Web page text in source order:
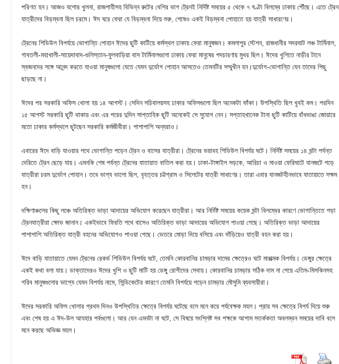
পরিণত হন। আজও যশোর খুলনা, রাজশাহীসহ বিভিন্ন রুটের বেশির ভাগ ট্রেনই নির্দিষ্ট সময়ের ৫ থেকে ৭ ঘণ্টা বিলম্বে ঢাকায় পৌঁছে। এতে ট্রেন
যাত্রীদের বিড়ম্বনা ছিল চরমে। ঈদ ঘরে ফেরা যে বিড়ম্বনা দিয়ে শুরু, শেষেও একই বিড়ম্বনা পোহাতে হয় যাত্রী সাধারণের।
ট্রেনের শিডিউল বিপর্যয়ে ভোগান্তি পোহান ঈদের ছুটি কাটিয়ে কর্মস্থল ঢাকায় ফেরা মানুষজন। কমলাপুর স্টেশন, রাজধানীর সদরঘাট লঞ্চ টার্মিনাল,
গাবতলী-মহাখালী-সায়েদাবাদ-গুলিস্তান-ফুলবাড়িয়া বাস টার্মিনালগুলো ঢাকায় ফেরা মানুষের পদচারণায় মুখর ছিল। ঈদের খুশিতে নাড়ীর টানে
স্বজনদের সঙ্গে আনন্দ করতে যাওয়া মানুষগুলো যেতে যেমন দুর্ভোগ পোহান আসতেও তেমনটির সম্মুখীন হন।দুর্ভোগ-ভোগান্তি যেন তাদের পিছু
ছাড়ছে না।
ঈদের পর সরকারি অফিস খোলা হয় ১৪ আগস্ট। সেদিন সচিবালয়সহ ঢাকার অফিসগুলো ছিল অনেকটা ফাঁকা। উপস্থিতি ছিল খুবই কম। পরদিন
১৫ আগস্ট সরকারি ছুটি থাকায় এবং এর পরের দুদিন সাপ্তাহিক ছুটি অনেকেই সে সুযোগ নেন। সপ্তাহখানেক টানা ছুটি কাটিয়ে বাঁধভাঙা জোয়ারে
মতো ঢাকার কর্মস্থলে ছুটছেন সরকারি কর্মজীবীরা। পাশাপাশি অন্যরাও।
এবারের ঈদে বাড়ি যাওয়ার পথে ভোগান্তি পড়েন ট্রেন ও বাসের যাত্রীরা। ট্রেনের ভয়াবহ শিডিউল বিপর্যয় ঘটে। নির্দিষ্ট সময়ের ১৪ ঘন্টা পর্যন্ত
দেরিতে ট্রেন ছেড়ে যায়। এমনকি শেষ পর্যন্ত ট্রেনের যাতায়াত বাতিল করা হয়। ঢাকা-টাঙ্গাইল সড়কে, আরিচা ও মাওয়া ফেরিঘাটে যানজটে পড়ে
যাত্রীরা চরম দুর্ভোগ পোহান। তবে ভাগ্য ভালো ছিল, বৃহত্তর চট্টগ্রাম ও সিলেটের যাত্রী সাধাণের। তারা এবার যানজটহীনভাবে যাতায়াতে সক্ষম
হন।
দক্ষিণাঞ্চলের কিছু লঞ্চে অতিরিক্ত ভাড়া আদায়ের অভিযোগ করেছেন যাত্রীরা। আর নির্দিষ্ট সময়ের কয়েক ঘন্টা বিলম্বের কারণে ভোগান্তিতে পড়া
ট্রেনযাত্রীরা ক্ষোভ জানান। একইভাবে ফিরতি পথে বাসেও অতিরিক্ত ভাড়া আদায়ের অভিযোগ পাওয়া গেছে। অতিরিক্ত ভাড়া আদায়ের
পাশাপাশি অতিরিক্ত যাত্রী বহনের অভিযোগও পাওয়া গেছে। ভেতরে মোড়া দিয়ে বসিয়ে এবং দাঁড়িয়েও যাত্রী বহন করা হয়।
ঈদে বাড়ি যাতায়াতে যেমন ট্রেনের রেকর্ড শিডিউল বিপর্যয় ঘটে, তেমনি কোরবানির চামড়ার দামের ক্ষেত্রেও ঘটে মারাত্মক বিপর্যয়। ডেঙ্গুর ক্ষেত্রে
একই কথা বলা যায়। ডাক্তাদেরও ঈদের খুশি ও ছুটি মাটি হয় ডেঙ্গু রোগীদের সেবায়। কোরবানির চামড়ার সঠিক দাম না পেয়ে এতিম-মিসকিনসহ
গরিব মানুষগুলোর ভাগ্যে যেমন বিপর্যয় নামে, সিন্ডিকেটের কারণে তেমনি বিপর্যয়ে পড়েন চামড়ার মৌসুমি ব্যবসায়ীরা।
ঈদের সরকারি অফিস খোলার প্রথম দিনও উপস্থিতির ক্ষেত্রে বিপর্যয় ঘটেছে বলে মনে করে পর্যবেক্ষক মহল। প্রায় সব ক্ষেত্রে বিপর্য দিয়ে শুরু
এবং শেষ হয় এ ঈদ-উল আযহার পর্বগুলো। আর যেন এমনটা না ঘটে, সে বিষয়ে সংশ্লিষ্ট সব পক্ষকে আগাম সতর্ককতা অবলম্বন সময়ের দাবি বলে
মনে করছে অভিজ্ঞ মহল।